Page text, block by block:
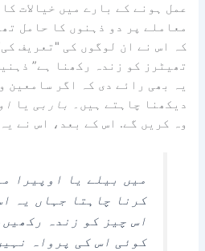
عمل ہونے کے بارے میں خیالات
معاملے پر دو ذہنوں کا حامل
کہ اس نے ان لوگوں کی "تعریف
تھیٹرز کو زندہ رکھنا ہے”
یہ بھی رائے دی کہ اگر سامعین
دیکھنا چاہتے ہیں۔ باربی یا
وہ کریں گے. اس کے بعد، اس نے
میں بیلے یا اوپیرا
کرنا چاہتا جہاں یہ
اس چیز کو زندہ
کوئی اس کی پرواہ